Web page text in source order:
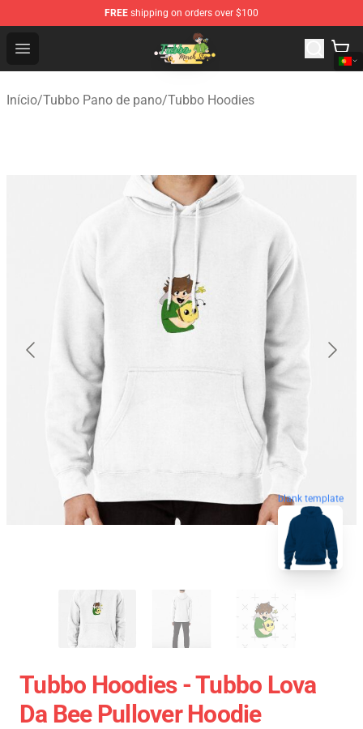
FREE shipping on orders over $100
Open menu
Tubbo Store - Official Tubbo Merchandise Shop
Início/Tubbo Pano de pano/Tubbo Hoodies
blank template
Tubbo Hoodies - Tubbo Lova
Da Bee Pullover Hoodie